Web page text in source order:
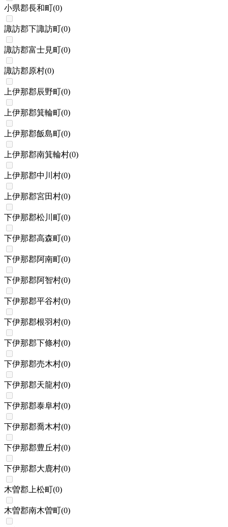
小県郡長和町(0)
諏訪郡下諏訪町(0)
諏訪郡富士見町(0)
諏訪郡原村(0)
上伊那郡辰野町(0)
上伊那郡箕輪町(0)
上伊那郡飯島町(0)
上伊那郡南箕輪村(0)
上伊那郡中川村(0)
上伊那郡宮田村(0)
下伊那郡松川町(0)
下伊那郡高森町(0)
下伊那郡阿南町(0)
下伊那郡阿智村(0)
下伊那郡平谷村(0)
下伊那郡根羽村(0)
下伊那郡下條村(0)
下伊那郡売木村(0)
下伊那郡天龍村(0)
下伊那郡泰阜村(0)
下伊那郡喬木村(0)
下伊那郡豊丘村(0)
下伊那郡大鹿村(0)
木曽郡上松町(0)
木曽郡南木曽町(0)